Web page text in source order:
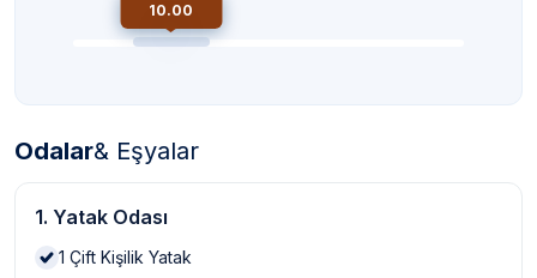
10.00
Odalar& Eşyalar
1. Yatak Odası
1 Çift Kişilik Yatak